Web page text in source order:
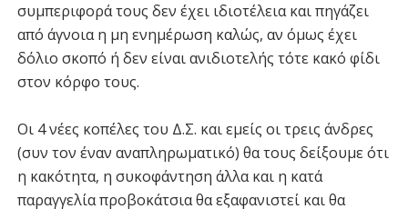
συμπεριφορά τους δεν έχει ιδιοτέλεια και πηγάζει
από άγνοια η μη ενημέρωση καλώς, αν όμως έχει
δόλιο σκοπό ή δεν είναι ανιδιοτελής τότε κακό φίδι
στον κόρφο τους.
Οι 4 νέες κοπέλες του Δ.Σ. και εμείς οι τρεις άνδρες
(συν τον έναν αναπληρωματικό) θα τους δείξουμε ότι
η κακότητα, η συκοφάντηση άλλα και η κατά
παραγγελία προβοκάτσια θα εξαφανιστεί και θα